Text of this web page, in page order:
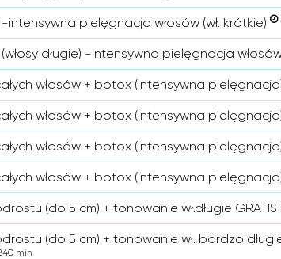
intensywna pielęgnacja włosów (wł. krótkie)
długie) -intensywna pielęgnacja
włosów + botox (intensywna
włosów + botox (intensywna
włosów + botox (intensywna pielęgnacja)
włosów + botox (intensywna pielęgnacja)
(do 5 cm) + tonowanie wł.długie GRATIS
(do 5 cm) + tonowanie wł. bardzo
min